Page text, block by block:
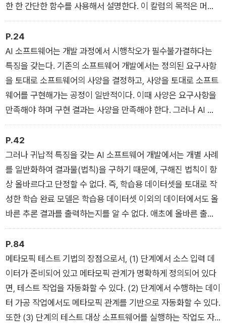
한 한 간단한 함수를 사용해서 설명한다. 이 칼럼의 목적은 머신
러닝의 일반적인 개념을 이해하는 것이다. 보다 구체적인 머신러
닝 알고리즘에 대해서는 1.5절에서 설명한다. 특히, 여기에서는
지도 학습을 대상으로 설명한다.
P.24
AI 소프트웨어는 개발 과정에서 시행착오가 필수불가결하다는
특징을 갖는다. 기존의 소프트웨어 개발에서는 정의된 요구사항
을 토대로 소프트웨어의 사양을 결정하고, 사양을 토대로 소프트
웨어를 구현해가는 공정이 일반적이다. 이때 사양은 요구사항을
만족해야 하며 구현 결과는 사양을 만족해야 한다. 그러나 AI 소
프트웨어의 개발에서는 요구사항이나 사양 등이 존재하지 않는
다. 사양을 대신하여 훈련용 데이터가 존재하며, 훈련용 데이터를
이용하여 학습 과정을 시행하여 AI 소프트웨어를 구축한다.
P.42
그러나 귀납적 특징을 갖는 AI 소프트웨어 개발에서는 개별 사례
를 일반화하여 결과물(법칙)을 구하기 때문에, 구해진 법칙이 항
상 올바르다고 단정할 수 없다. 즉, 학습용 데이터셋을 토대로 작
성한 학습 완료 모델은 학습용 데이터셋 이외의 데이터에서도 올
바른 추론 결과를 출력하는지를 알 수 없다. 애초에 올바른 출력
이 무엇인지 아무도 알 수 없다. 이 책의 서론 부분에서 단순하게
'고양이는 무엇인가?'를 정의하는 것조차 거의 불가능하다는 사
실을 설명했다. 귀납적 특징을 갖는 AI 소프트웨어 개발에서는 기
존의 소프트웨어 개발(연역적 개발)에서 수행하는 방식(올바른
전제를 토대로 수행하는 테스트 작업)을 적용할 수 없다.
P.84
메타모픽 테스트 기법의 장점으로서, (1) 단계에서 소스 입력 데
이터가 준비되어 있고 메타모픽 관계가 명확하게 정의되어 있다
면, 테스트 작업을 자동화할 수 있다. (2) 단계에서 수행하는 데이
터 가공 작업에서도 메타모픽 관계를 기반으로 자동화할 수 있다.
또한 (3) 단계의 테스트 대상 소프트웨어를 실행하는 작업도 자